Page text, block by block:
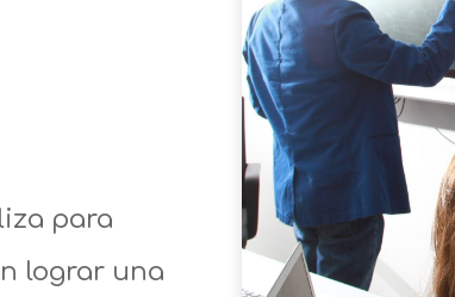
para
lograr una